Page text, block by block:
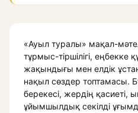
«Ауыл туралы» мақал-
тұрмыс-тіршілігі, еңбекке
жақындығы мен елдік
нақыл сөздер топтамасы.
берекесі, жердің қасиеті,
ұйымшылдық секілді